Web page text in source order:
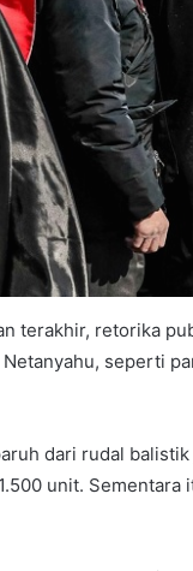
terakhir, retorika
seperti
dari rudal
unit. Sementara